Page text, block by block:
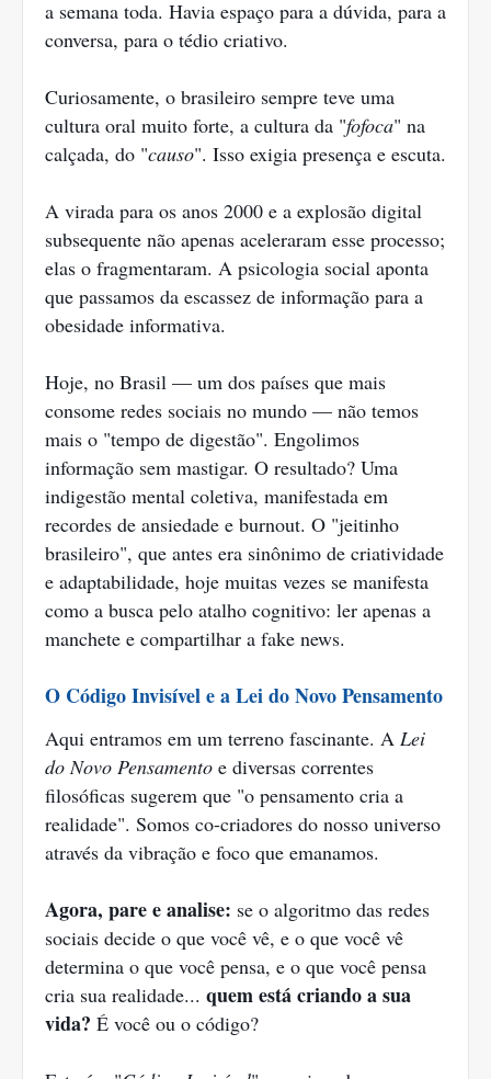
a semana toda. Havia espaço para a dúvida, para a
conversa, para o tédio criativo.
Curiosamente, o brasileiro sempre teve uma
cultura oral muito forte, a cultura da "fofoca" na
calçada, do "causo". Isso exigia presença e escuta.
A virada para os anos 2000 e a explosão digital
subsequente não apenas aceleraram esse processo;
elas o fragmentaram. A psicologia social aponta
que passamos da escassez de informação para a
obesidade informativa.
Hoje, no Brasil — um dos países que mais
consome redes sociais no mundo — não temos
mais o "tempo de digestão". Engolimos
informação sem mastigar. O resultado? Uma
indigestão mental coletiva, manifestada em
recordes de ansiedade e burnout. O "jeitinho
brasileiro", que antes era sinônimo de criatividade
e adaptabilidade, hoje muitas vezes se manifesta
como a busca pelo atalho cognitivo: ler apenas a
manchete e compartilhar a fake news.
O Código Invisível e a Lei do Novo Pensamento
Aqui entramos em um terreno fascinante. A Lei
do Novo Pensamento e diversas correntes
filosóficas sugerem que "o pensamento cria a
realidade". Somos co-criadores do nosso universo
através da vibração e foco que emanamos.
Agora, pare e analise: se o algoritmo das redes
sociais decide o que você vê, e o que você vê
determina o que você pensa, e o que você pensa
cria sua realidade... quem está criando a sua
vida? É você ou o código?